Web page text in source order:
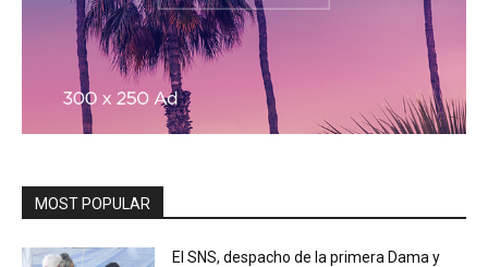
MOST POPULAR
El SNS, despacho de la primera Dama y